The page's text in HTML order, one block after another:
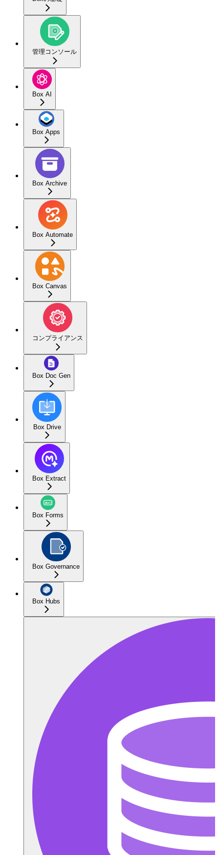
管理コンソール
Box AI
Box Apps
Box Archive
Box Automate
Box Canvas
コンプライアンス
Box Doc Gen
Box Drive
Box Extract
Box Forms
Box Governance
Box Hubs